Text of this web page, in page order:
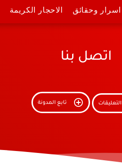
اسرار وحقائق الاحجار الكريمة
اتصل بنا
التعليقات تابع المدونة